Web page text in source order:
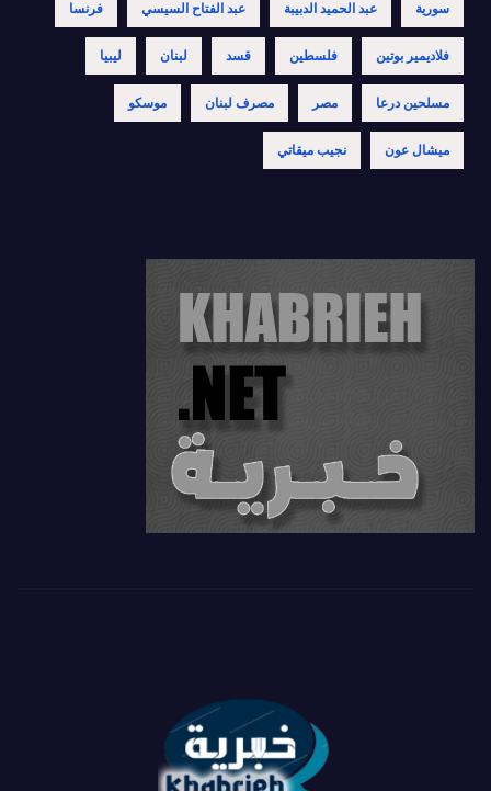
سورية عبد الحميد الدبيبة عبد الفتاح السيسي فرنسا
فلاديمير بوتين فلسطين قسد لبنان ليبيا
مسلحين درعا مصر مصرف لبنان موسكو
ميشال عون نجيب ميقاتي